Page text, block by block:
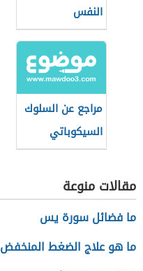
النفس
مراجع عن السلوك
السيكوباتي
مقالات منوعة
ما فضائل سورة يس
ما هو علاج الضغط المنخفض